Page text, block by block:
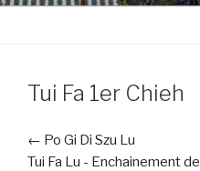
Tui Fa 1er Chieh
Po Gi Di Szu Lu
Tui Fa Lu - Enchainement